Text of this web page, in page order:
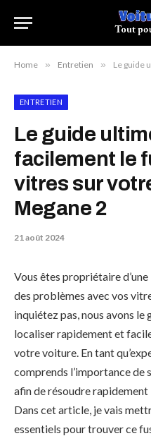
Home » Entretien » Le guide ultime
ENTRETIEN
Le guide
facilement le
vitres sur
Megane 2
21 août 2024
Vous êtes propriétaire
des problèmes avec vos
inquiétez pas, nous avons
localiser rapidement et
votre voiture. En tant
comprends l’importance de
afin de résoudre
Dans cet article, je vais
essentiels pour trouver ce